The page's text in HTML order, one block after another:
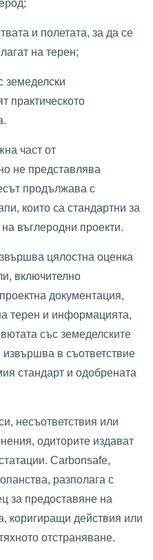
и полетата, за да се
на терен;
земеделски
практическото
част от
не представлява
продължава с
които са стандартни за
въглеродни проекти.
цялостна оценка
включително
документация,
терен и информацията,
със земеделските
в съответствие
стандарт и одобрената
несъответствия или
одиторите издават
Carbonsafe,
разполага с
за предоставяне на
коригиращи действия или
отстраняване.